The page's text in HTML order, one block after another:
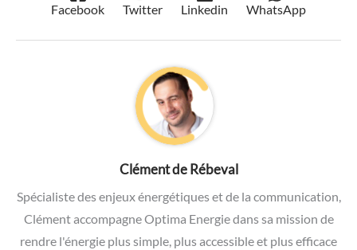
Facebook Twitter Linkedin WhatsApp
Clément de Rébeval
Spécialiste des enjeux énergétiques et de la communication,
Clément accompagne Optima Energie dans sa mission de
rendre l'énergie plus simple, plus accessible et plus efficace